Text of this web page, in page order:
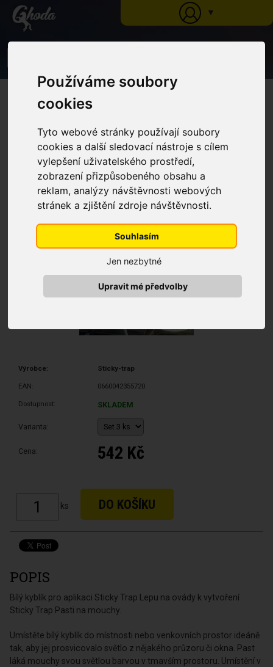
Používáme soubory
cookies
Tyto webové stránky používají soubory
cookies a další sledovací nástroje s cílem
vylepšení uživatelského prostředí,
zobrazení přizpůsobeného obsahu a
reklam, analýzy návštěvnosti webových
stránek a zjištění zdroje návštěvnosti.
Souhlasím
Jen nezbytné
Upravit mé předvolby
▼
» Katalog »Pasti na hovada» Bílý kyblík k výrobě pasti na mouchy
Sticky Trap, Set 3 ks
Bílý kyblík k výrobě pasti na
mouchy Sticky Trap, Set 3 ks
Výrobce: Sticky-trap
EAN: 0660042355720
Dostupnost: SKLADEM
Varianta:
Cena: 542 Kč
ks
POPIS
Bílý kyblík pro aplikaci Sticky Trap Lepu na ovády k vytvoření
Sticky Trap Pasti na mouchy.
Umístěte bílý kyblík do místnosti nebo venkovních prostor ideáně
tak, aby jej prosvicovalo světlo z nějakého průzoru či okna. Past
láká mouchy svou světlou barvou v tmavším prostoru. Umístění v